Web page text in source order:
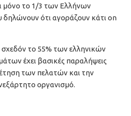
μόνο το 1/3 των Ελλήνων
δηλώνουν ότι αγοράζουν κάτι on
το 55% των ελληνικών
έχει βασικές παραλήψεις
των πελατών και την
οργανισμό.